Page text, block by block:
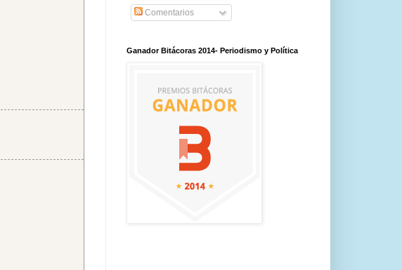
Comentarios
Ganador Bitácoras 2014- Periodismo y Política